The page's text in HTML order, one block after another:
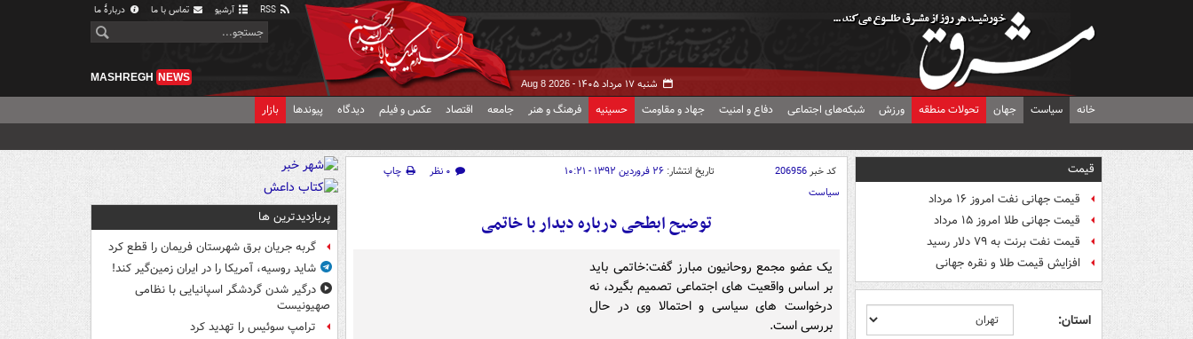
آرشیو تماس با ما دربارهٔ ما
شنبه ۱۷ مرداد ۱۴۰۵ - Aug 8 2026
MASHREGH NEWS
خانه سیاست جهان تحولات منطقه ورزش شبکه‌های اجتماعی دفاع و امنیت جهاد و مقاومت حسینیه فرهنگ و هنر جامعه اقتصاد عکس و فیلم دیدگاه پیوندها بازار
قیمت
قیمت جهانی نفت امروز ۱۶ مرداد
قیمت جهانی طلا امروز ۱۵ مرداد
قیمت نفت برنت به ۷۹ دلار رسید
افزایش قیمت طلا و نقره جهانی
استان:
کد خبر206956 تاریخ انتشار: ۲۶ فروردین ۱۳۹۲ - ۱۰:۲۱ ۰ نظر
چاپ
سیاست
توضیح ابطحی درباره دیدار با خاتمی
یک عضو مجمع روحانیون مبارز گفت:خاتمی باید
بر اساس واقعیت های اجتماعی تصمیم بگیرد، نه
درخواست های سیاسی و احتمالا وی در حال
بررسی است.
پربازدیدترین ها
گربه جریان برق شهرستان فریمان را قطع کرد
شاید روسیه، آمریکا را در ایران زمین‌گیر کند!
درگیر شدن گردشگر اسپانیایی با نظامی
صهیونیست
ترامپ سوئیس را تهدید کرد